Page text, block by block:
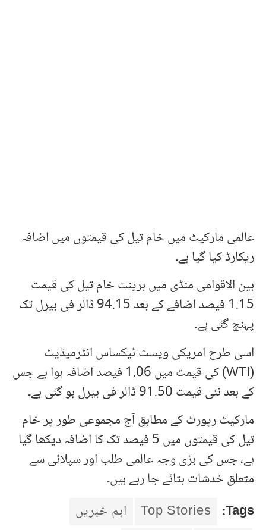
عالمی مارکیٹ میں خام تیل کی قیمتوں میں اضافہ
ریکارڈ کیا گیا ہے۔
بین الاقوامی منڈی میں برینٹ خام تیل کی قیمت
1.15 فیصد اضافے کے بعد 94.15 ڈالر فی بیرل تک
پہنچ گئی ہے۔
اسی طرح امریکی ویسٹ ٹیکساس انٹرمیڈیٹ
(WTI) کی قیمت میں 1.06 فیصد اضافہ ہوا ہے جس
کے بعد نئی قیمت 91.50 ڈالر فی بیرل ہو گئی ہے۔
مارکیٹ رپورٹ کے مطابق آج مجموعی طور پر خام
تیل کی قیمتوں میں 5 فیصد تک کا اضافہ دیکھا گیا
ہے، جس کی بڑی وجہ عالمی طلب اور سپلائی سے
متعلق خدشات بتائے جا رہے ہیں۔
Tags:
Top Stories
اہم خبریں